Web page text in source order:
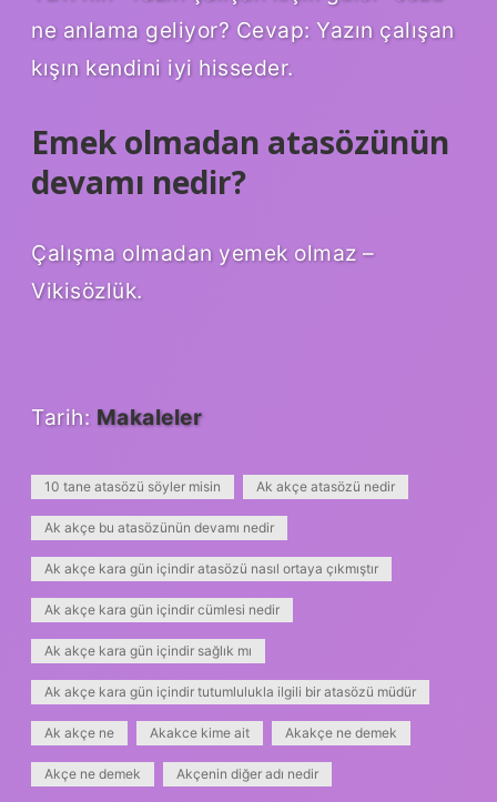
ne anlama geliyor? Cevap: Yazın çalışan
kışın kendini iyi hisseder.
Emek olmadan atasözünün
devamı nedir?
Çalışma olmadan yemek olmaz –
Vikisözlük.
Tarih: Makaleler
10 tane atasözü söyler misin Ak akçe atasözü nedir
Ak akçe bu atasözünün devamı nedir
Ak akçe kara gün içindir atasözü nasıl ortaya çıkmıştır
Ak akçe kara gün içindir cümlesi nedir
Ak akçe kara gün içindir sağlık mı
Ak akçe kara gün içindir tutumlulukla ilgili bir atasözü müdür
Ak akçe ne Akakce kime ait Akakçe ne demek
Akçe ne demek Akçenin diğer adı nedir